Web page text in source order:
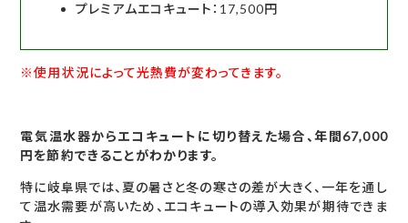
プレミアムエコキュート：17,500円
※使用状況によって光熱費が変わってきます。
電気温水器からエコキュートに切り替えた場合、年間67,000
円を節約できることがわかります。
特に岐阜県では、夏の暑さと冬の寒さの差が大きく、一年を通し
て温水需要が高いため、エコキュートの導入効果が期待できま